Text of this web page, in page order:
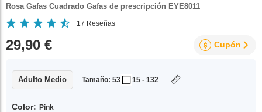
Rosa Gafas Cuadrado Gafas de prescripción EYE8011
17 Reseñas
29,90 € Cupón
Adulto Medio Tamaño: 53 15 - 132
Color: Pink